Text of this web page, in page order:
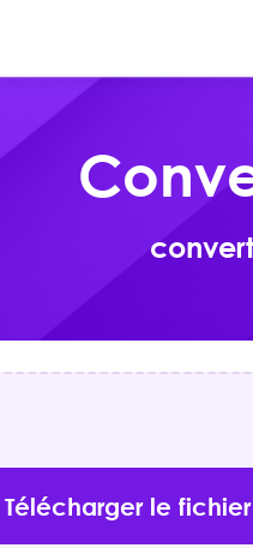
Télécharger le fichier